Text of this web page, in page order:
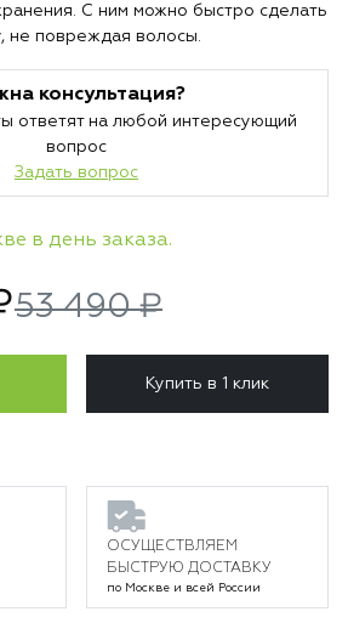
С ним можно быстро сделать
не повреждая волосы.
консультация?
ответят на любой интересующий
вопрос
Задать вопрос
в день заказа.
53 490 ₽
Купить в 1 клик
ОСУЩЕСТВЛЯЕМ
БЫСТРУЮ ДОСТАВКУ
по Москве и всей России